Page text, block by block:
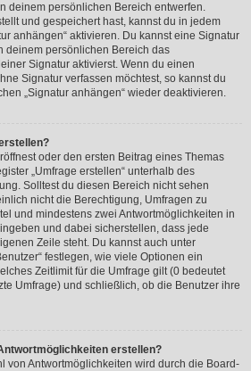
deinem persönlichen Bereich entwerfen.
und gespeichert hast, kannst du in jedem
anhängen“ aktivieren. Du kannst eine Signatur
deinem persönlichen Bereich das
Signatur aktivierst. Wenn du einen
Signatur verfassen möchtest, so kannst du
„Signatur anhängen“ wieder deaktivieren.
oder den ersten Beitrag eines Themas
„Umfrage erstellen“ unterhalb des
Solltest du diesen Bereich nicht sehen
nicht die Berechtigung, Umfragen zu
und mindestens zwei Antwortmöglichkeiten in
und dabei sicherstellen, dass jede
Zeile steht. Du kannst auch unter
festlegen, wie viele Optionen ein
Zeitlimit für die Umfrage gilt (0 bedeutet
Umfrage) und schließlich, ob die Benutzer ihre
erstellen?
von Antwortmöglichkeiten wird durch die Board-